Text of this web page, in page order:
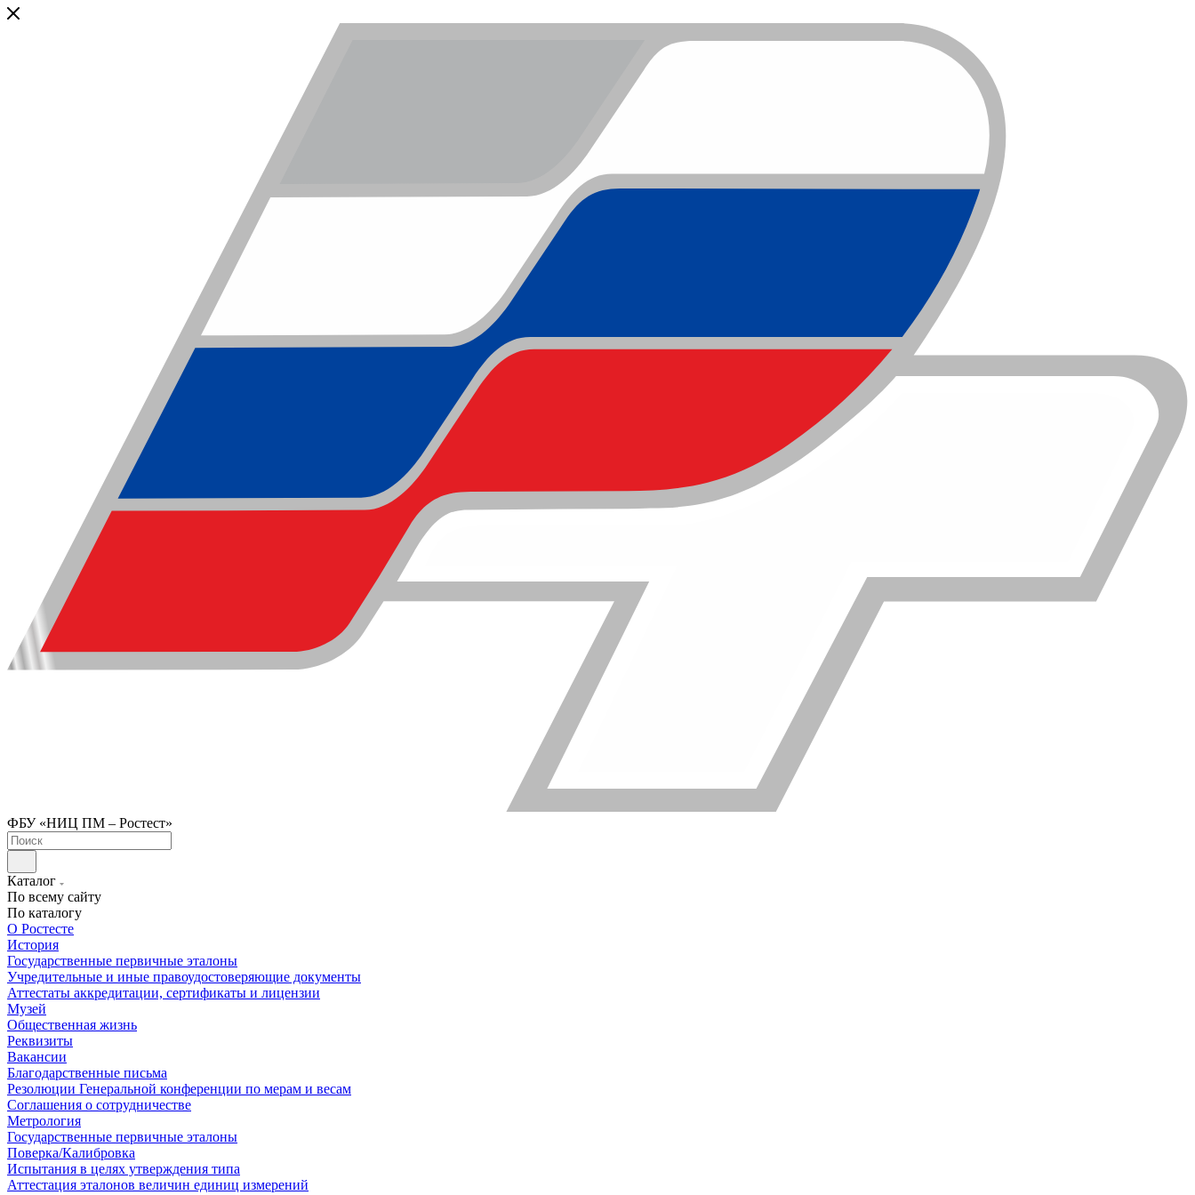
ФБУ «НИЦ ПМ – Ростест»
Каталог
По всему сайту
По каталогу
О Ростесте
История
Государственные первичные эталоны
Учредительные и иные правоудостоверяющие документы
Аттестаты аккредитации, сертификаты и лицензии
Музей
Общественная жизнь
Реквизиты
Вакансии
Благодарственные письма
Резолюции Генеральной конференции по мерам и весам
Соглашения о сотрудничестве
Метрология
Государственные первичные эталоны
Поверка/Калибровка
Испытания в целях утверждения типа
Аттестация эталонов величин единиц измерений